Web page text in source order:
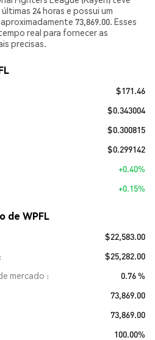
últimas 24 horas e possui um
73,869.00. Esses
real para fornecer as
precisas.
$171.46
$0.343004
$0.300815
$0.299142
+0.40%
+0.15%
de WPFL
$22,583.00
$25,282.00
mercado
0.76 %
73,869.00
73,869.00
100.00%